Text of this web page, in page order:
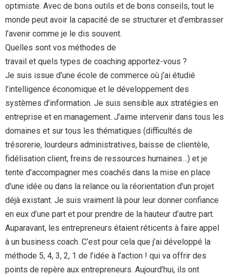
optimiste. Avec de bons outils et de bons conseils, tout le
monde peut avoir la capacité de se structurer et d’embrasser
l’avenir comme je le dis souvent.
Quelles sont vos méthodes de
travail et quels types de coaching apportez-vous ?
Je suis issue d’une école de commerce où j’ai étudié
l’intelligence économique et le développement des
systèmes d’information. Je suis sensible aux stratégies en
entreprise et en management. J’aime intervenir dans tous les
domaines et sur tous les thématiques (difficultés de
trésorerie, lourdeurs administratives, baisse de clientèle,
fidélisation client, freins de ressources humaines…) et je
tente d’accompagner mes coachés dans la mise en place
d’une idée ou dans la relance ou la réorientation d’un projet
déjà existant. Je suis vraiment là pour leur donner confiance
en eux d’une part et pour prendre de la hauteur d’autre part.
Auparavant, les entrepreneurs étaient réticents à faire appel
à un business coach. C’est pour cela que j’ai développé la
méthode 5, 4, 3, 2, 1 de l’idée à l’action ! qui va offrir des
points de repère aux entrepreneurs. Aujourd’hui, ils ont